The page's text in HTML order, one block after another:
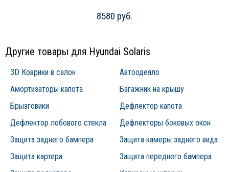
8580 руб.
Другие товары для Hyundai Solaris
3D Коврики в салон
Автоодеяло
Амортизаторы капота
Багажник на крышу
Брызговики
Дефлектор капота
Дефлектор лобового стекла
Дефлекторы боковых окон
Защита заднего бампера
Защита камеры заднего вида
Защита картера
Защита переднего бампера